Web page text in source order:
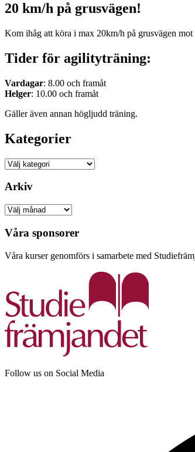
20 km/h på grusvägen!
Kom ihåg att köra i max 20km/h på grusvägen
Tider för agilityträning:
Vardagar: 8.00 och framåt
Helger: 10.00 och framåt
Gäller även annan högljudd träning.
Kategorier
Kategorier
Arkiv
Arkiv
Våra sponsorer
Våra kurser genomförs i samarbete med
Follow us on Social Media